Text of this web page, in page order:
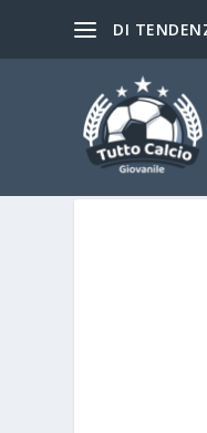
DI